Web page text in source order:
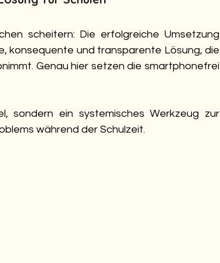
scheitern: Die erfolgreiche Umsetzung
konsequente und transparente Lösung, die
Genau hier setzen die smartphonefrei
sondern ein systemisches Werkzeug zur
während der Schulzeit.